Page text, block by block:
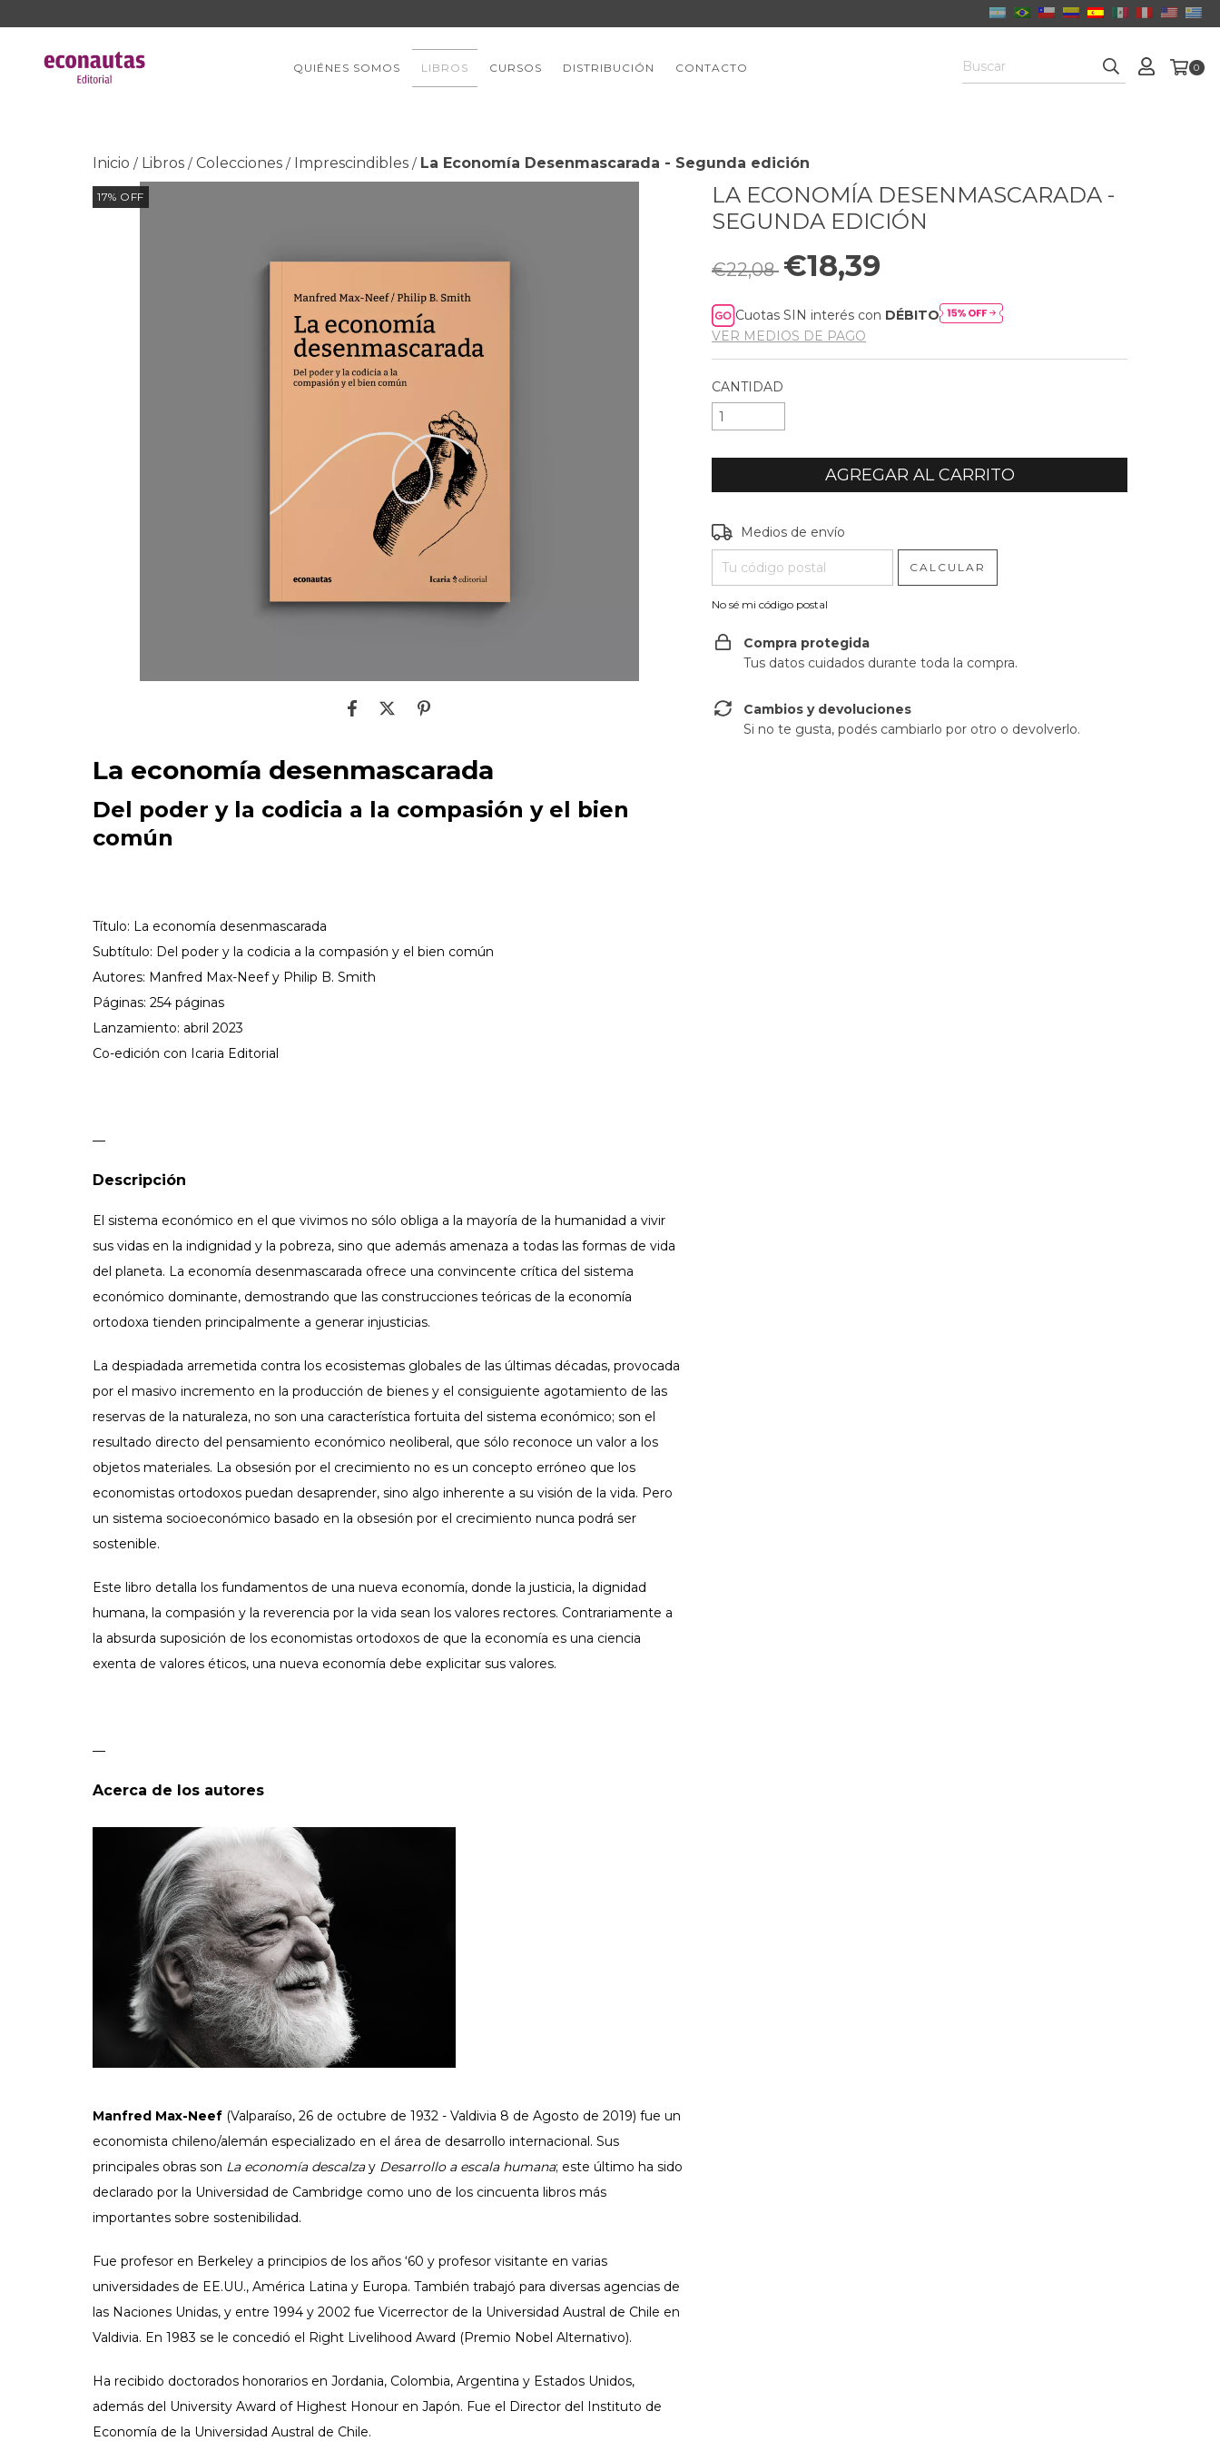
QUIÉNES SOMOS LIBROS CURSOS DISTRIBUCIÓN CONTACTO 0
Inicio / Libros / Colecciones / Imprescindibles / La Economía Desenmascarada - Segunda edición
17% OFF
La economía desenmascarada
Del poder y la codicia a la compasión y el bien
común
Título: La economía desenmascarada
Subtítulo: Del poder y la codicia a la compasión y el bien común
Autores: Manfred Max-Neef y Philip B. Smith
Páginas: 254 páginas
Lanzamiento: abril 2023
Co-edición con Icaria Editorial
—
Descripción
El sistema económico en el que vivimos no sólo obliga a la mayoría de la humanidad a vivir
sus vidas en la indignidad y la pobreza, sino que además amenaza a todas las formas de vida
del planeta. La economía desenmascarada ofrece una convincente crítica del sistema
económico dominante, demostrando que las construcciones teóricas de la economía
ortodoxa tienden principalmente a generar injusticias.
La despiadada arremetida contra los ecosistemas globales de las últimas décadas, provocada
por el masivo incremento en la producción de bienes y el consiguiente agotamiento de las
reservas de la naturaleza, no son una característica fortuita del sistema económico; son el
resultado directo del pensamiento económico neoliberal, que sólo reconoce un valor a los
objetos materiales. La obsesión por el crecimiento no es un concepto erróneo que los
economistas ortodoxos puedan desaprender, sino algo inherente a su visión de la vida. Pero
un sistema socioeconómico basado en la obsesión por el crecimiento nunca podrá ser
sostenible.
Este libro detalla los fundamentos de una nueva economía, donde la justicia, la dignidad
humana, la compasión y la reverencia por la vida sean los valores rectores. Contrariamente a
la absurda suposición de los economistas ortodoxos de que la economía es una ciencia
exenta de valores éticos, una nueva economía debe explicitar sus valores.
—
Acerca de los autores
Manfred Max-Neef (Valparaíso, 26 de octubre de 1932 - Valdivia 8 de Agosto de 2019) fue un
economista chileno/alemán especializado en el área de desarrollo internacional. Sus
principales obras son La economía descalzay Desarrollo a escala humana; este último ha sido
declarado por la Universidad de Cambridge como uno de los cincuenta libros más
importantes sobre sostenibilidad.
Fue profesor en Berkeley a principios de los años ‘60 y profesor visitante en varias
universidades de EE.UU., América Latina y Europa. También trabajó para diversas agencias de
las Naciones Unidas, y entre 1994 y 2002 fue Vicerrector de la Universidad Austral de Chile en
Valdivia. En 1983 se le concedió el Right Livelihood Award (Premio Nobel Alternativo).
Ha recibido doctorados honorarios en Jordania, Colombia, Argentina y Estados Unidos,
además del University Award of Highest Honour en Japón. Fue el Director del Instituto de
Economía de la Universidad Austral de Chile.
LA ECONOMÍA DESENMASCARADA -
SEGUNDA EDICIÓN
€22,08 €18,39
Cuotas SIN interés con DÉBITO
VER MEDIOS DE PAGO
CANTIDAD
Entregas para el CP:
Medios de envío
CALCULAR
No sé mi código postal
Compra protegida
Tus datos cuidados durante toda la compra.
Cambios y devoluciones
Si no te gusta, podés cambiarlo por otro o devolverlo.